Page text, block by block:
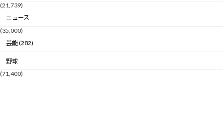
(21,739)
ニュース
(35,000)
芸能 (282)
野球
(71,400)